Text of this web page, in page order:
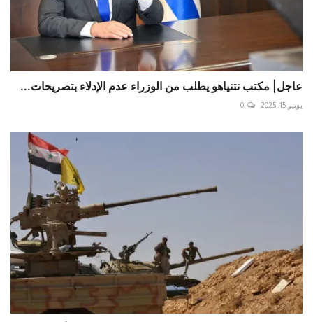
عاجل| مكتب نتنياهو يطلب من الوزراء عدم الإدلاء بتصريحات...
يونيو 15, 2025 0